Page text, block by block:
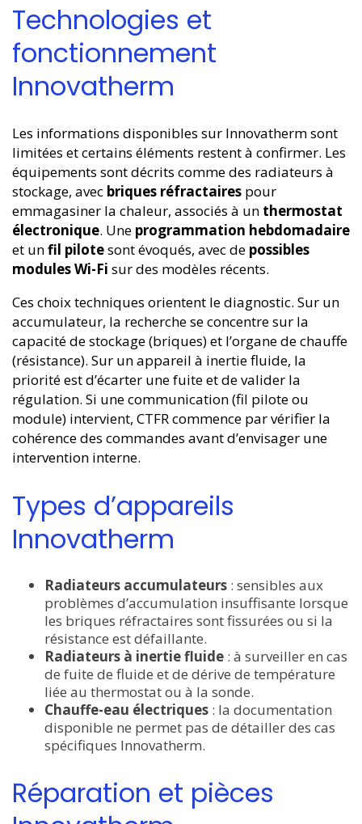
Technologies et
fonctionnement
Innovatherm
Les informations disponibles sur Innovatherm sont
limitées et certains éléments restent à confirmer. Les
équipements sont décrits comme des radiateurs à
stockage, avec briques réfractaires pour
emmagasiner la chaleur, associés à un thermostat
électronique. Une programmation hebdomadaire
et unfil pilotesont évoqués, avec de possibles
modules Wi-Fi sur des modèles récents.
Ces choix techniques orientent le diagnostic. Sur un
accumulateur, la recherche se concentre sur la
capacité de stockage (briques) et l’organe de chauffe
(résistance). Sur un appareil à inertie fluide, la
priorité est d’écarter une fuite et de valider la
régulation. Si une communication (fil pilote ou
module) intervient, CTFR commence par vérifier la
cohérence des commandes avant d’envisager une
intervention interne.
Types d’appareils
Innovatherm
Radiateurs accumulateurs : sensibles aux
problèmes d’accumulation insuffisante lorsque
les briques réfractaires sont fissurées ou si la
résistance est défaillante.
Radiateurs à inertie fluide : à surveiller en cas
de fuite de fluide et de dérive de température
liée au thermostat ou à la sonde.
Chauffe-eau électriques : la documentation
disponible ne permet pas de détailler des cas
spécifiques Innovatherm.
Réparation et pièces